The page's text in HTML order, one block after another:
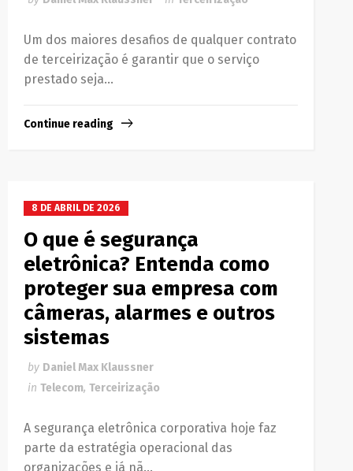
Um dos maiores desafios de qualquer contrato
de terceirização é garantir que o serviço
prestado seja...
Continue reading
8 DE ABRIL DE 2026
O que é segurança
eletrônica? Entenda como
proteger sua empresa com
câmeras, alarmes e outros
sistemas
by Daniel Max Klaussner
in Telecom, Terceirização
A segurança eletrônica corporativa hoje faz
parte da estratégia operacional das
organizações e já nã...